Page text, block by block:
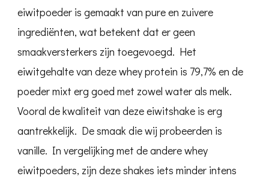
eiwitpoeder is gemaakt van pure en zuivere
ingrediënten, wat betekent dat er geen
smaakversterkers zijn toegevoegd. Het
eiwitgehalte van deze whey protein is 79,7% en de
poeder mixt erg goed met zowel water als melk.
Vooral de kwaliteit van deze eiwitshake is erg
aantrekkelijk. De smaak die wij probeerden is
vanille. In vergelijking met de andere whey
eiwitpoeders, zijn deze shakes iets minder intens